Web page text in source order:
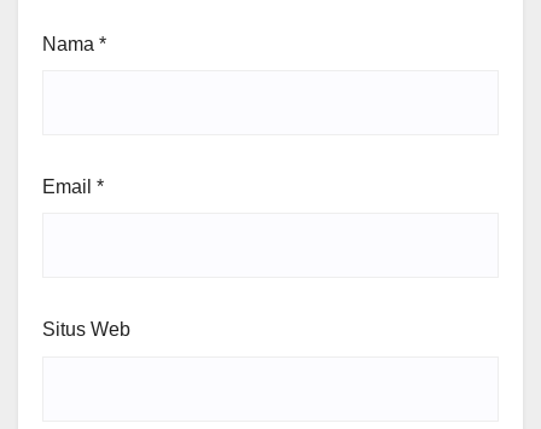
Nama *
Email *
Situs Web